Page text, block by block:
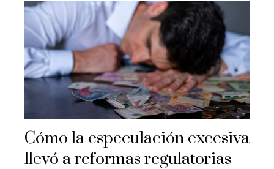
Cómo la especulación excesiva
llevó a reformas regulatorias